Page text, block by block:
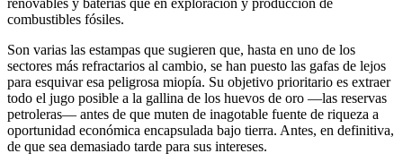
renovables y baterías que en exploración y producción de
combustibles fósiles.
Son varias las estampas que sugieren que, hasta en uno de los
sectores más refractarios al cambio, se han puesto las gafas de lejos
para esquivar esa peligrosa miopía. Su objetivo prioritario es extraer
todo el jugo posible a la gallina de los huevos de oro —las reservas
petroleras— antes de que muten de inagotable fuente de riqueza a
oportunidad económica encapsulada bajo tierra. Antes, en definitiva,
de que sea demasiado tarde para sus intereses.